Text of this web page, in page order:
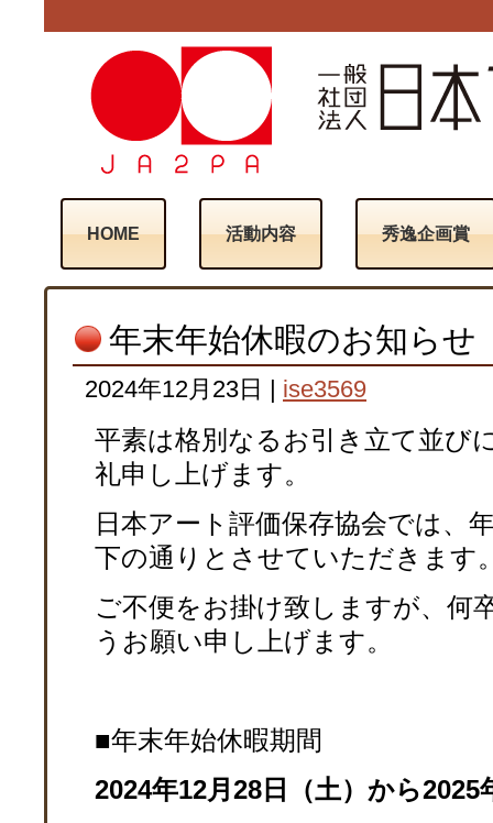
HOME 活動内容 秀逸企画賞
年末年始休暇のお知らせ
2024年12月23日 | ise3569
平素は格別なるお引き立て並び
礼申し上げます。
日本アート評価保存協会では、
下の通りとさせていただきます
ご不便をお掛け致しますが、何
うお願い申し上げます。
■年末年始休暇期間
2024年12月28日（土）から2025